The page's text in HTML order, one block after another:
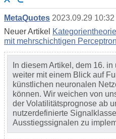
MetaQuotes 2023.09.29 10:32
Neuer Artikel
mit mehrschichtigen
In diesem Artikel, dem 16.
weiter mit einem Blick auf
künstlichen neuronalen
können. Wir weichen von
der Volatilitätsprognose ab
nutzerdefinierte
Ausstiegssignalen zu